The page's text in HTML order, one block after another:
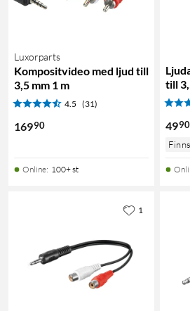
Luxorparts
Kompositvideo med ljud till
3,5 mm 1 m
4.5 (31)
16990
Online: 100+ st
till
4990
1